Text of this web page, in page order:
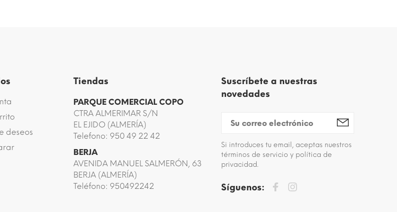
deseos
Tiendas
PARQUE COMERCIAL COPO
CTRA ALMERIMAR S/N
EL EJIDO (ALMERÍA)
Telefono: 950 49 22 42
BERJA
AVENIDA MANUEL SALMERÓN, 63
BERJA (ALMERÍA)
Teléfono: 950492242
Suscríbete a nuestras
novedades
Si introduces tu email, aceptas nuestros
términos de servicio y política de
privacidad.
Síguenos: